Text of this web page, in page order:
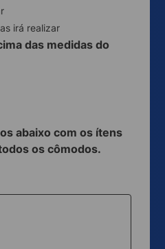
irá realizar
das medidas do
abaixo com os ítens
os cômodos.